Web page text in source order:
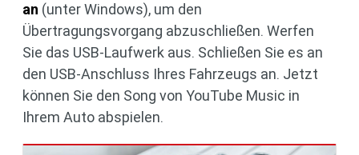
an (unter Windows), um den
Übertragungsvorgang abzuschließen. Werfen
Sie das USB-Laufwerk aus. Schließen Sie es an
den USB-Anschluss Ihres Fahrzeugs an. Jetzt
können Sie den Song von YouTube Music in
Ihrem Auto abspielen.